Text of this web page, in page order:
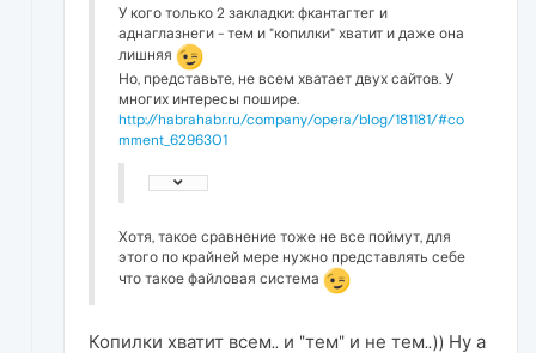
У кого только 2 закладки: фкантагтег и
аднаглазнеги - тем и "копилки" хватит и даже она
лишняя
Но, представьте, не всем хватает двух сайтов. У
многих интересы пошире.
http://habrahabr.ru/company/opera/blog/181181/#co
mment_6296301
Хотя, такое сравнение тоже не все поймут, для
этого по крайней мере нужно представлять себе
что такое файловая система
Копилки хватит всем.. и "тем" и не тем..)) Ну а